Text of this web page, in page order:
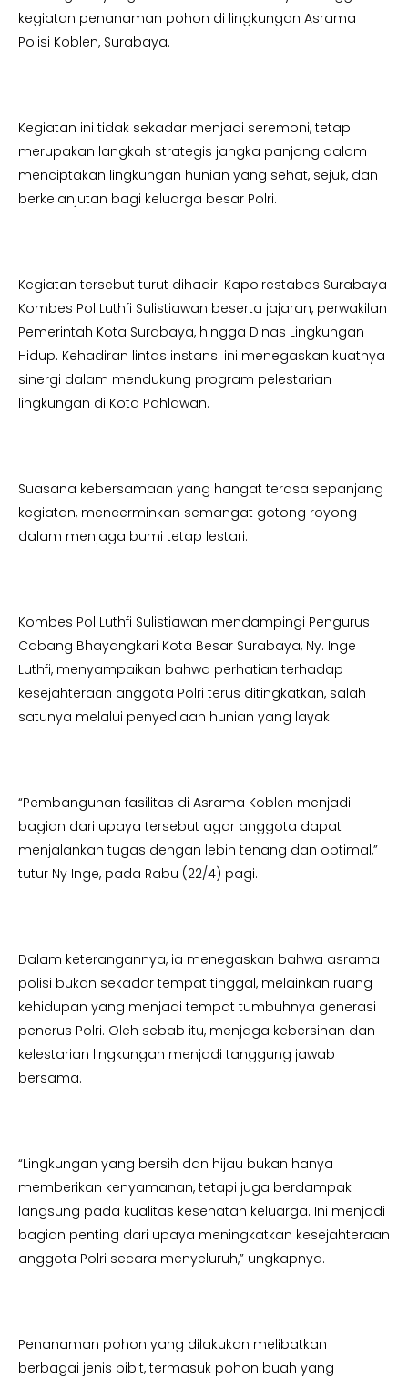
kegiatan penanaman pohon di lingkungan Asrama
Polisi Koblen, Surabaya.
Kegiatan ini tidak sekadar menjadi seremoni, tetapi
merupakan langkah strategis jangka panjang dalam
menciptakan lingkungan hunian yang sehat, sejuk, dan
berkelanjutan bagi keluarga besar Polri.
Kegiatan tersebut turut dihadiri Kapolrestabes Surabaya
Kombes Pol Luthfi Sulistiawan beserta jajaran, perwakilan
Pemerintah Kota Surabaya, hingga Dinas Lingkungan
Hidup. Kehadiran lintas instansi ini menegaskan kuatnya
sinergi dalam mendukung program pelestarian
lingkungan di Kota Pahlawan.
Suasana kebersamaan yang hangat terasa sepanjang
kegiatan, mencerminkan semangat gotong royong
dalam menjaga bumi tetap lestari.
Kombes Pol Luthfi Sulistiawan mendampingi Pengurus
Cabang Bhayangkari Kota Besar Surabaya, Ny. Inge
Luthfi, menyampaikan bahwa perhatian terhadap
kesejahteraan anggota Polri terus ditingkatkan, salah
satunya melalui penyediaan hunian yang layak.
“Pembangunan fasilitas di Asrama Koblen menjadi
bagian dari upaya tersebut agar anggota dapat
menjalankan tugas dengan lebih tenang dan optimal,”
tutur Ny Inge, pada Rabu (22/4) pagi.
Dalam keterangannya, ia menegaskan bahwa asrama
polisi bukan sekadar tempat tinggal, melainkan ruang
kehidupan yang menjadi tempat tumbuhnya generasi
penerus Polri. Oleh sebab itu, menjaga kebersihan dan
kelestarian lingkungan menjadi tanggung jawab
bersama.
“Lingkungan yang bersih dan hijau bukan hanya
memberikan kenyamanan, tetapi juga berdampak
langsung pada kualitas kesehatan keluarga. Ini menjadi
bagian penting dari upaya meningkatkan kesejahteraan
anggota Polri secara menyeluruh,” ungkapnya.
Penanaman pohon yang dilakukan melibatkan
berbagai jenis bibit, termasuk pohon buah yang